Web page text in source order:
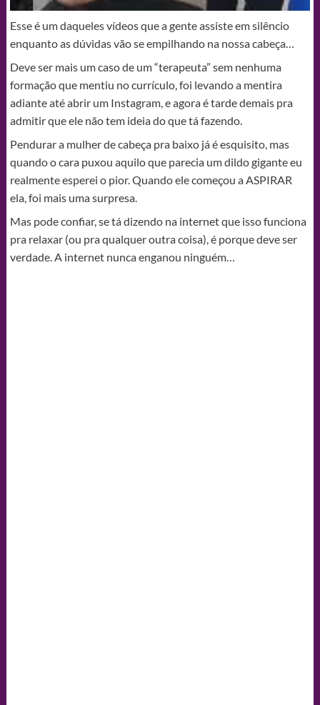
Esse é um daqueles vídeos que a gente assiste em silêncio
enquanto as dúvidas vão se empilhando na nossa cabeça…
Deve ser mais um caso de um “terapeuta” sem nenhuma
formação que mentiu no currículo, foi levando a mentira
adiante até abrir um Instagram, e agora é tarde demais pra
admitir que ele não tem ideia do que tá fazendo.
Pendurar a mulher de cabeça pra baixo já é esquisito, mas
quando o cara puxou aquilo que parecia um dildo gigante eu
realmente esperei o pior. Quando ele começou a ASPIRAR
ela, foi mais uma surpresa.
Mas pode confiar, se tá dizendo na internet que isso funciona
pra relaxar (ou pra qualquer outra coisa), é porque deve ser
verdade. A internet nunca enganou ninguém…